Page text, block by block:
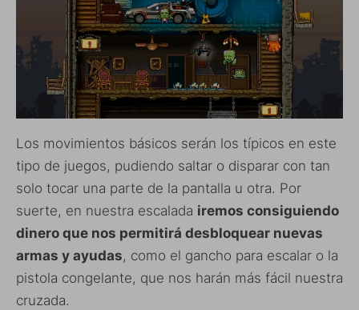
Los movimientos básicos serán los típicos en este
tipo de juegos, pudiendo saltar o disparar con tan
solo tocar una parte de la pantalla u otra. Por
suerte, en nuestra escalada iremos consiguiendo
dinero que nos permitirá desbloquear nuevas
armas y ayudas, como el gancho para escalar o la
pistola congelante, que nos harán más fácil nuestra
cruzada.